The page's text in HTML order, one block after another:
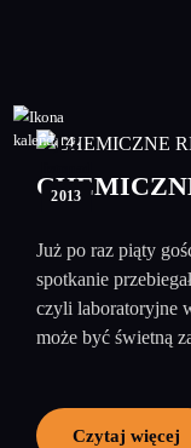
12
2013
Już po raz piąty
spotkanie
czyli laboratoryjne
może być świetną
Czytaj więcej